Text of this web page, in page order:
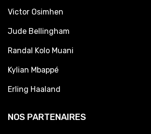
Victor Osimhen
Jude Bellingham
Randal Kolo Muani
Kylian Mbappé
Erling Haaland
NOS PARTENAIRES